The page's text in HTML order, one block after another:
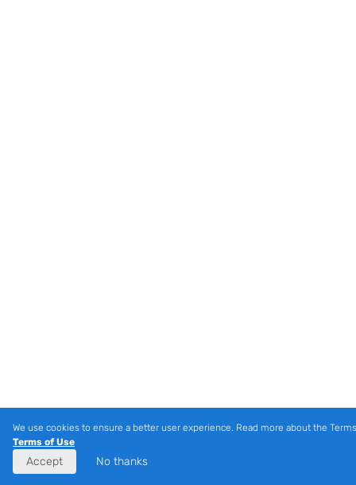
We use cookies to ensure a better user experience. Read more about the
Terms of Use
Accept No thanks